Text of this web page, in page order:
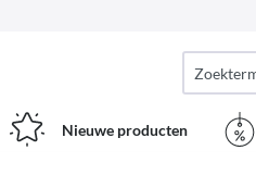
Nieuwe producten